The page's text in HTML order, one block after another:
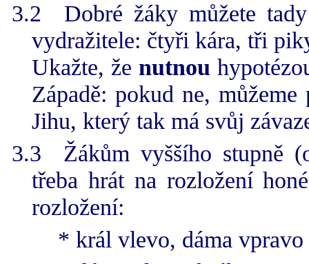
3.2
Dobré žáky můžete
vydražitele: čtyři kára, tři
Ukažte, že nutnou
Západě: pokud ne,
Jihu, který tak má svůj
3.3
Žákům vyššího stupně
třeba hrát na rozložení
rozložení:
* král vlevo, dáma vpravo